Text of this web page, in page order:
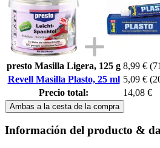
presto Masilla Ligera, 125 g 8,99 €
Revell Masilla Plasto, 25 ml 5,09 €
Precio total:
14,08 €
Ambas a la cesta de la compra
Información del producto &